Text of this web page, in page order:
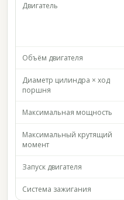
Двигатель
Объём двигателя
Диаметр цилиндра × ход
поршня
Максимальная мощность
Максимальный крутящий
момент
Запуск двигателя
Система зажигания